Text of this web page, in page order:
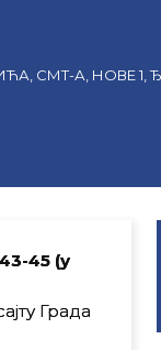
СМТ-А, НОВЕ 1,
45 (у
Града